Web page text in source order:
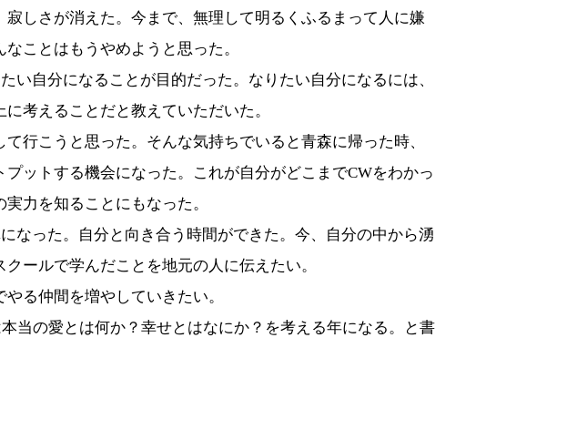
しさが消えた。今まで、無理して明るくふるまって人に嫌
ことはもうやめようと思った。
い自分になることが目的だった。なりたい自分になるには、
考えることだと教えていただいた。
行こうと思った。そんな気持ちでいると青森に帰った時、
ットする機会になった。これが自分がどこまでCWをわかっ
力を知ることにもなった。
なった。自分と向き合う時間ができた。今、自分の中から湧
ールで学んだことを地元の人に伝えたい。
る仲間を増やしていきたい。
当の愛とは何か？幸せとはなにか？を考える年になる。と書